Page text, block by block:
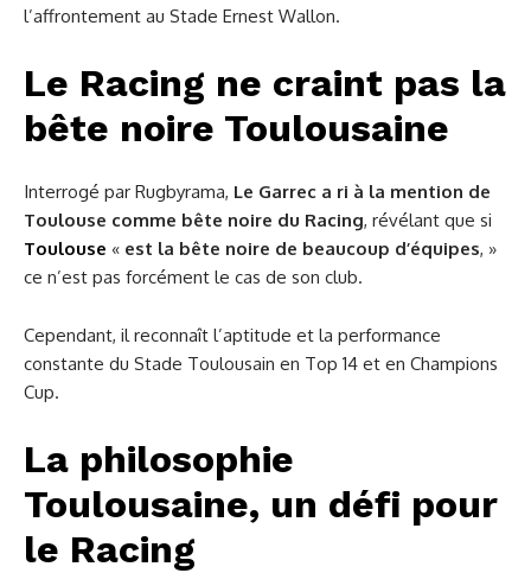
l’affrontement au Stade Ernest Wallon.
Le Racing ne craint pas la
bête noire Toulousaine
Interrogé par Rugbyrama, Le Garrec a ri à la mention de
Toulouse comme bête noire du Racing, révélant que si
Toulouse « est la bête noire de beaucoup d’équipes, »
ce n’est pas forcément le cas de son club.
Cependant, il reconnaît l’aptitude et la performance
constante du Stade Toulousain en Top 14 et en Champions
Cup.
La philosophie
Toulousaine, un défi pour
le Racing